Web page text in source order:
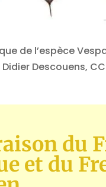
de l’espèce
Descouens, CC
du
et du